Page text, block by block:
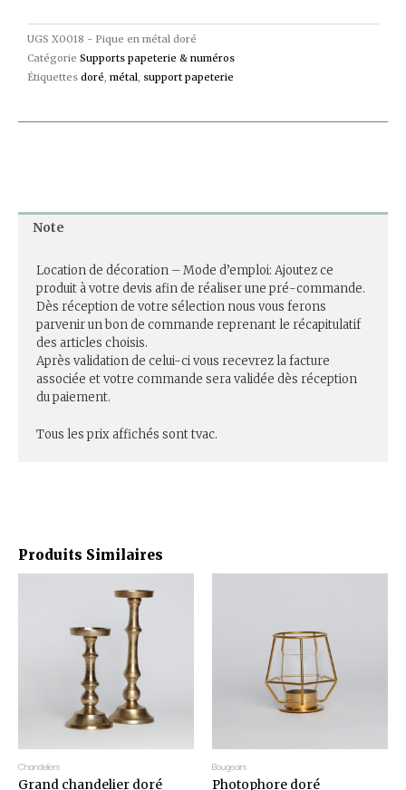
Produits Similaires
Chandeliers
Grand chandelier doré
Bougeoirs
Photophore doré
UGS X0018 - Pique en métal doré
Catégorie Supports papeterie & numéros
Étiquettes doré, métal, support papeterie
Note
Location de décoration – Mode d’emploi: Ajoutez ce
produit à votre devis afin de réaliser une pré-commande.
Dès réception de votre sélection nous vous ferons
parvenir un bon de commande reprenant le récapitulatif
des articles choisis.
Après validation de celui-ci vous recevrez la facture
associée et votre commande sera validée dès réception
du paiement.
Tous les prix affichés sont tvac.